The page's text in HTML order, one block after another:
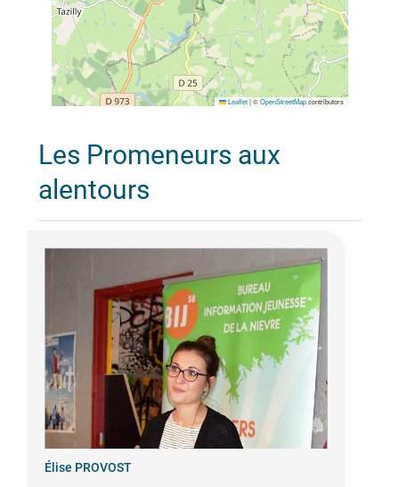
Leaflet |©OpenStreetMapcontributors
Les Promeneurs aux
alentours
Élise PROVOST